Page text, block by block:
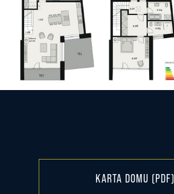
KARTA DOMU (PDF)